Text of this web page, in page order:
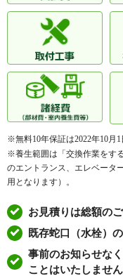
※無料10年保証は2022年10月
※養生範囲は「交換作業をす
のエントランス、エレベータ
用となります）。
お見積りは総額の
既存蛇口（水栓）
事前のお知らせな
ことはいたしません